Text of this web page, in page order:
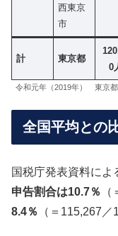
西東京
市
計 東京都
0
令和元年（2019年） 東京
全国平均との
国税庁発表資料に
申告割合は10.7％
8.4％
（＝115,267／